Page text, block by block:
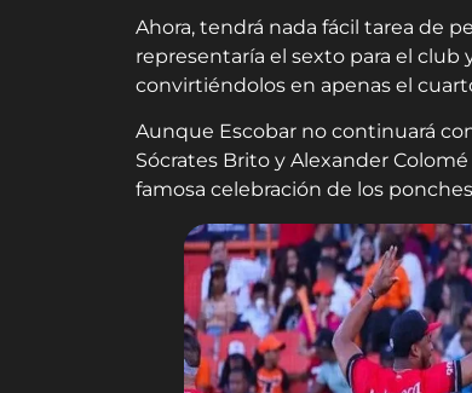
Ahora, tendrá nada fácil tarea de
representaría el sexto para el club
convirtiéndolos en apenas el
Aunque Escobar no continuará
Sócrates Brito y Alexander
famosa celebración de los